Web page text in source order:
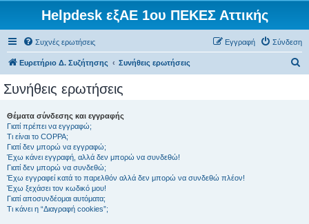
Helpdesk εξΑΕ 1ου ΠΕΚΕΣ Αττικής
Συχνές ερωτήσεις Σύνδεση
Εγγραφή
Ευρετήριο Δ. Συζήτησης Συνήθεις ερωτήσεις
Συνήθεις ερωτήσεις
Θέματα σύνδεσης και εγγραφής
Γιατί πρέπει να εγγραφώ;
Τι είναι το COPPA;
Γιατί δεν μπορώ να εγγραφώ;
Έχω κάνει εγγραφή, αλλά δεν μπορώ να συνδεθώ!
Γιατί δεν μπορώ να συνδεθώ;
Έχω εγγραφεί κατά το παρελθόν αλλά δεν μπορώ να συνδεθώ πλέον!
Έχω ξεχάσει τον κωδικό μου!
Γιατί αποσυνδέομαι αυτόματα;
Τι κάνει η “Διαγραφή cookies”;